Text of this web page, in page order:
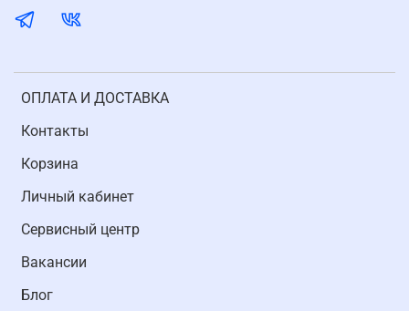
ОПЛАТА И ДОСТАВКА
Контакты
Корзина
Личный кабинет
Cервисный центр
Вакансии
Блог